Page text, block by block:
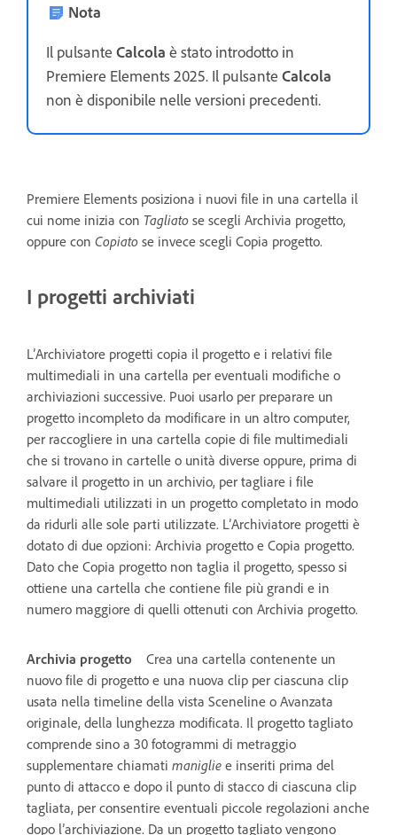
Nota
Il pulsante Calcola è stato introdotto in
Premiere Elements 2025. Il pulsante Calcola
non è disponibile nelle versioni precedenti.
Premiere Elements posiziona i nuovi file in una cartella il
cui nome inizia con Tagliato se scegli Archivia progetto,
oppure con Copiato se invece scegli Copia progetto.
I progetti archiviati
L’Archiviatore progetti copia il progetto e i relativi file
multimediali in una cartella per eventuali modifiche o
archiviazioni successive. Puoi usarlo per preparare un
progetto incompleto da modificare in un altro computer,
per raccogliere in una cartella copie di file multimediali
che si trovano in cartelle o unità diverse oppure, prima di
salvare il progetto in un archivio, per tagliare i file
multimediali utilizzati in un progetto completato in modo
da ridurli alle sole parti utilizzate. L’Archiviatore progetti è
dotato di due opzioni: Archivia progetto e Copia progetto.
Dato che Copia progetto non taglia il progetto, spesso si
ottiene una cartella che contiene file più grandi e in
numero maggiore di quelli ottenuti con Archivia progetto.
Archivia progetto
Crea una cartella contenente un
nuovo file di progetto e una nuova clip per ciascuna clip
usata nella timeline della vista Sceneline o Avanzata
originale, della lunghezza modificata. Il progetto tagliato
comprende sino a 30 fotogrammi di metraggio
supplementare chiamati maniglie e inseriti prima del
punto di attacco e dopo il punto di stacco di ciascuna clip
tagliata, per consentire eventuali piccole regolazioni anche
dopo l’archiviazione. Da un progetto tagliato vengono